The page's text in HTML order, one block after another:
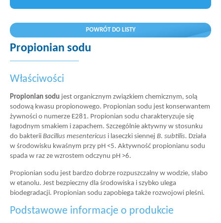
POWRÓT DO LISTY
Propionian sodu
Właściwości
Propionian sodu jest organicznym związkiem chemicznym, solą
sodową kwasu propionowego. Propionian sodu jest konserwantem
żywności o numerze E281. Propionian sodu charakteryzuje się
łagodnym smakiem i zapachem. Szczególnie aktywny w stosunku
do bakterii Bacillus mesentericus i laseczki siennej B. subtilis. Działa
w środowisku kwaśnym przy pH <5. Aktywność propionianu sodu
spada w raz ze wzrostem odczynu pH >6.
Propionian sodu jest bardzo dobrze rozpuszczalny w wodzie, słabo
w etanolu. Jest bezpieczny dla środowiska i szybko ulega
biodegradacji. Propionian sodu zapobiega także rozwojowi pleśni.
Podstawowe informacje o produkcie